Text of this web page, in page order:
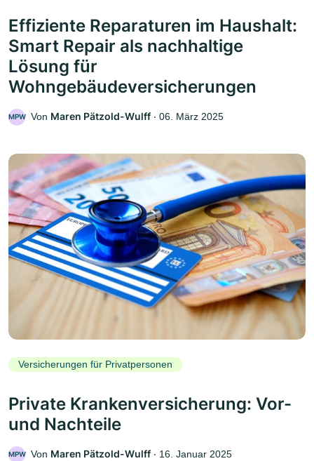
Effiziente Reparaturen im Haushalt:
Smart Repair als nachhaltige
Lösung für
Wohngebäudeversicherungen
MPW Von Maren Pätzold-Wulff ‧ 06. März 2025
Versicherungen für Privatpersonen
Private Krankenversicherung: Vor-
und Nachteile
MPW Von Maren Pätzold-Wulff ‧ 16. Januar 2025